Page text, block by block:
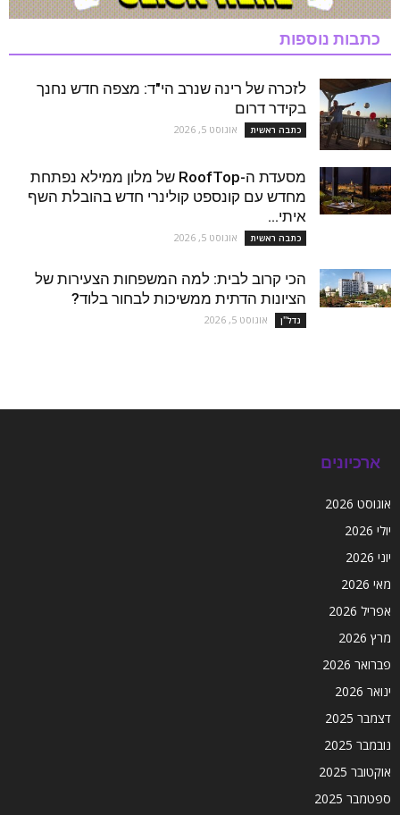
כתבות נוספות
לזכרה של רינה שנרב הי"ד: מצפה חדש נחנך
בקידר דרום
כתבה ראשית אוגוסט 5, 2026
מסעדת ה-RoofTop של מלון ממילא נפתחת
מחדש עם קונספט קולינרי חדש בהובלת השף
איתי...
כתבה ראשית אוגוסט 5, 2026
הכי קרוב לבית: למה המשפחות הצעירות של
הציונות הדתית ממשיכות לבחור בלוד?
נדל''ן אוגוסט 5, 2026
ארכיונים
אוגוסט 2026
יולי 2026
יוני 2026
מאי 2026
אפריל 2026
מרץ 2026
פברואר 2026
ינואר 2026
דצמבר 2025
נובמבר 2025
אוקטובר 2025
ספטמבר 2025